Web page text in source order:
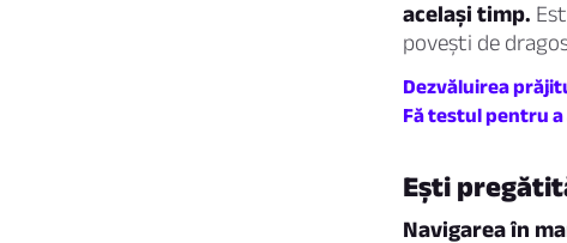
același timp.
povești de
Dezvăluirea
Fă testul pentru a
Ești
Navigarea în